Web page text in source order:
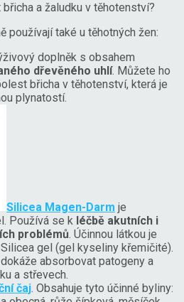
a žaludku v těhotenství?
používají také u těhotných žen:
doplněk s obsahem
dřevěného uhlí. Můžete ho
břicha v těhotenství, která je
plynatostí.
Silicea Magen-Darm je
Používá se k léčbě akutních i
problémů. Účinnou látkou je
gel (gel kyseliny křemičité).
absorbovat patogeny a
a střevech.
čaj. Obsahuje tyto účinné byliny: